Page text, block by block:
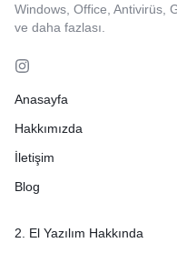
Windows, Office, Antivirüs,
ve daha fazlası.
Anasayfa
Hakkımızda
İletişim
Blog
2. El Yazılım Hakkında